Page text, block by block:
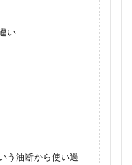
い
う油断から使い過